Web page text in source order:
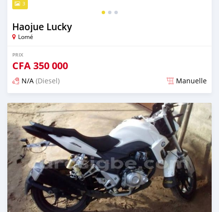
3
Haojue Lucky
Lomé
PRIX
CFA350 000
N/A (Diesel) Manuelle
Publié il y a plus de 8 ans